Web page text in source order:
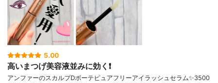
5.00
高いまつげ美容液並みに効く❗️
アンファーのスカルプDボーテピュアフリーアイラッシュセラム✨3500